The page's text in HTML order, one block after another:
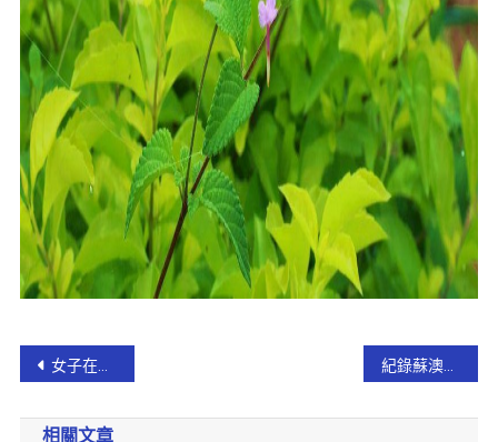
女子在圖書館遭偷拍 警方調閱百隻監視器逮到狼【影音新聞】
相關文章